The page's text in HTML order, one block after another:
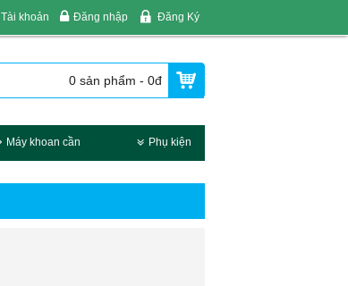
Tài khoản Đăng nhập Đăng Ký
0 sản phẩm - 0đ
Máy khoan cần Phụ kiện